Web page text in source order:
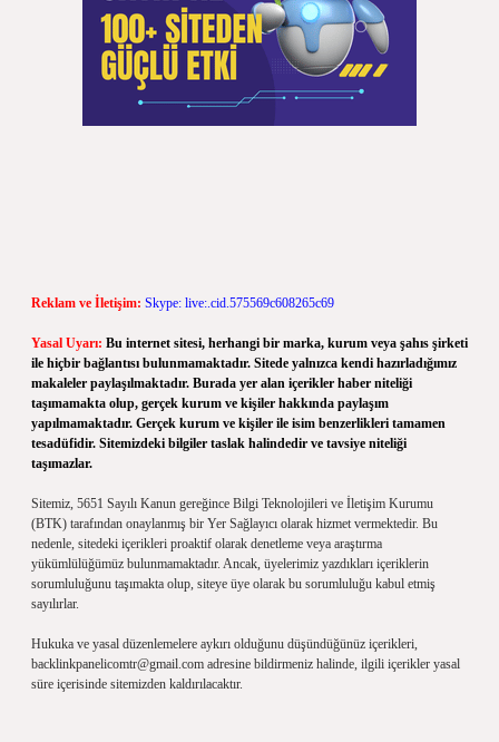
Reklam ve İletişim: Skype: live:.cid.575569c608265c69
Yasal Uyarı: Bu internet sitesi, herhangi bir marka, kurum veya şahıs şirketi
ile hiçbir bağlantısı bulunmamaktadır. Sitede yalnızca kendi hazırladığımız
makaleler paylaşılmaktadır. Burada yer alan içerikler haber niteliği
taşımamakta olup, gerçek kurum ve kişiler hakkında paylaşım
yapılmamaktadır. Gerçek kurum ve kişiler ile isim benzerlikleri tamamen
tesadüfidir. Sitemizdeki bilgiler taslak halindedir ve tavsiye niteliği
taşımazlar.
Sitemiz, 5651 Sayılı Kanun gereğince Bilgi Teknolojileri ve İletişim Kurumu
(BTK) tarafından onaylanmış bir Yer Sağlayıcı olarak hizmet vermektedir. Bu
nedenle, sitedeki içerikleri proaktif olarak denetleme veya araştırma
yükümlülüğümüz bulunmamaktadır. Ancak, üyelerimiz yazdıkları içeriklerin
sorumluluğunu taşımakta olup, siteye üye olarak bu sorumluluğu kabul etmiş
sayılırlar.
Hukuka ve yasal düzenlemelere aykırı olduğunu düşündüğünüz içerikleri,
backlinkpanelicomtr@gmail.com adresine bildirmeniz halinde, ilgili içerikler yasal
süre içerisinde sitemizden kaldırılacaktır.